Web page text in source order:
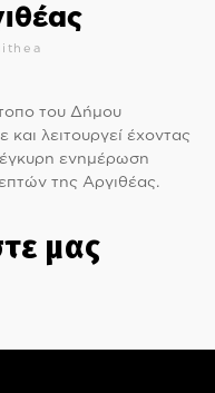
του Δήμου
λειτουργεί έχοντας
ενημέρωση
της Αργιθέας.
μας